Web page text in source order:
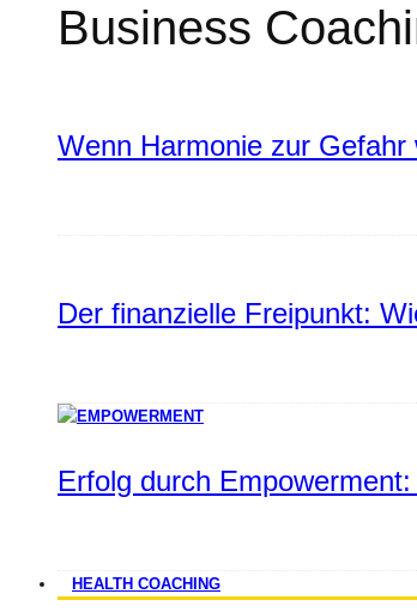
Business
Wenn Harmonie zur
Der finanzielle Freipunkt:
Erfolg durch
HEALTH COACHING